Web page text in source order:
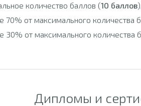
количество баллов (10 баллов
70% от максимального количества
30% от максимального количества
Дипломы и